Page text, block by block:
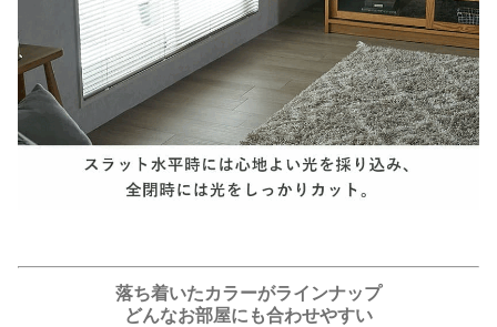
落ち着いたカラーがラインナップ
どんなお部屋にも合わせやすい